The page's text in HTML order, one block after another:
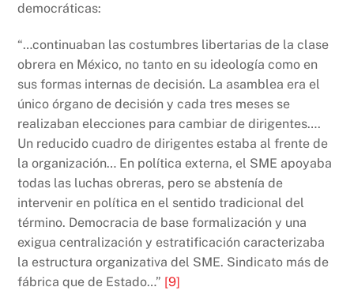
democráticas:
“…continuaban las costumbres libertarias de la clase
obrera en México, no tanto en su ideología como en
sus formas internas de decisión. La asamblea era el
único órgano de decisión y cada tres meses se
realizaban elecciones para cambiar de dirigentes….
Un reducido cuadro de dirigentes estaba al frente de
la organización… En política externa, el SME apoyaba
todas las luchas obreras, pero se abstenía de
intervenir en política en el sentido tradicional del
término. Democracia de base formalización y una
exigua centralización y estratificación caracterizaba
la estructura organizativa del SME. Sindicato más de
fábrica que de Estado…” [9]